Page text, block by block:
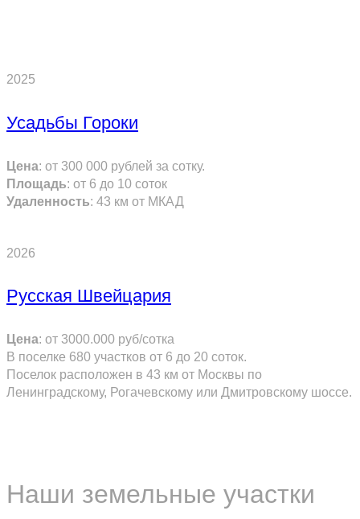
2025
Усадьбы Гороки
Цена: от 300 000 рублей за сотку.
Площадь: от 6 до 10 соток
Удаленность: 43 км от МКАД
2026
Русская Швейцария
Цена: от 3000.000 руб/сотка
В поселке 680 участков от 6 до 20 соток.
Поселок расположен в 43 км от Москвы по
Ленинградскому, Рогачевскому или Дмитровскому шоссе.
Наши земельные участки